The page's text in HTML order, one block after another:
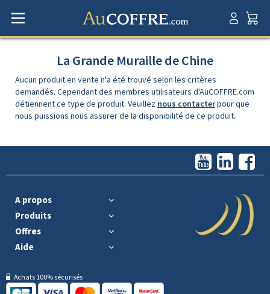
La Grande Muraille de Chine
Aucun produit en vente n'a été trouvé selon les critères
demandés. Cependant des membres utilisateurs d'AuCOFFRE.com
détiennent ce type de produit. Veuillez nous contacterpour que
nous puissions nous assurer de la disponibilité de ce produit.
A propos
Produits
Offres
Aide
Achats 100% sécurisés